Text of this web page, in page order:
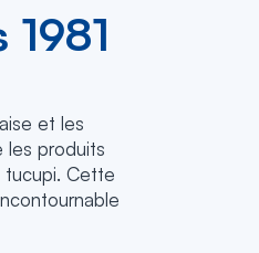
et les
les produits
tucupi. Cette